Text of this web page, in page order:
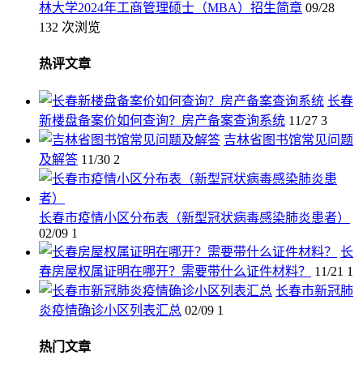
林大学2024年工商管理硕士（MBA）招生简章 09/28
132 次浏览
热评文章
长春
新楼盘备案价如何查询？房产备案查询系统 11/27 3
吉林省图书馆常见问题
及解答 11/30 2
长春市疫情小区分布表（新型冠状病毒感染肺炎患者）
02/09 1
长
春房屋权属证明在哪开？需要带什么证件材料？
11/21 1
长春市新冠肺
炎疫情确诊小区列表汇总 02/09 1
热门文章